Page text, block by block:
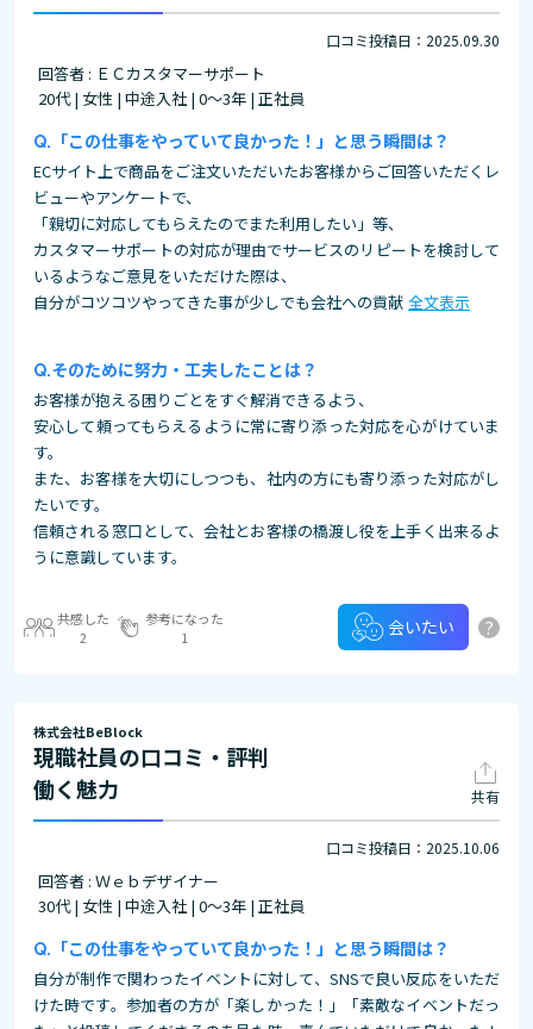
口コミ投稿日：2025.09.30
回答者 : ＥＣカスタマーサポート
20代 | 女性 | 中途入社 | 0～3年 | 正社員
「この仕事をやっていて良かった！」と思う瞬間は？
ECサイト上で商品をご注文いただいたお客様からご回答いただくレ
ビューやアンケートで、
「親切に対応してもらえたのでまた利用したい」等、
カスタマーサポートの対応が理由でサービスのリピートを検討して
いるようなご意見をいただけた際は、
自分がコツコツやってきた事が少しでも会社への貢献 全文表示
そのために努力・工夫したことは？
お客様が抱える困りごとをすぐ解消できるよう、
安心して頼ってもらえるように常に寄り添った対応を心がけていま
す。
また、お客様を大切にしつつも、社内の方にも寄り添った対応がし
たいです。
信頼される窓口として、会社とお客様の橋渡し役を上手く出来るよ
うに意識しています。
共感した
2
参考になった
1
会いたい ?
株式会社BeBlock
現職社員の口コミ・評判
働く魅力
共有
口コミ投稿日：2025.10.06
回答者 : Ｗｅｂデザイナー
30代 | 女性 | 中途入社 | 0～3年 | 正社員
「この仕事をやっていて良かった！」と思う瞬間は？
自分が制作で関わったイベントに対して、SNSで良い反応をいただ
けた時です。参加者の方が「楽しかった！」「素敵なイベントだっ